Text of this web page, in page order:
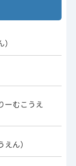
ーむこうえ
ん）